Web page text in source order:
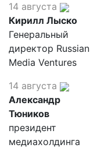
14 августа
Кирилл Лыско
Генеральный
директор Russian
Media Ventures
14 августа
Александр
Тюников
президент
медиахолдинга